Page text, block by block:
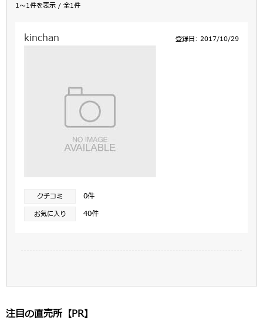
1～1件を表示 / 全1件
kinchan 登録日: 2017/10/29
クチコミ 0件
お気に入り 40件
注目の直売所【PR】